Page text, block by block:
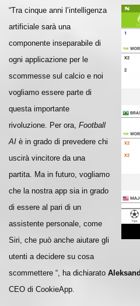
“Tra cinque anni l’intelligenza
artificiale sarà una
componente inseparabile di
ogni applicazione per le
scommesse sul calcio e noi
vogliamo essere parte di
questa importante
rivoluzione. Per ora, Football
AI è in grado di prevedere chi
uscirà vincitore da una
partita. Ma in futuro, vogliamo
che la nostra app sia in grado
di essere al pari di un
assistente personale, come
Siri, che può anche aiutare gli
utenti a decidere su cosa
scommettere “, ha dichiarato
CEO di CookieApp.